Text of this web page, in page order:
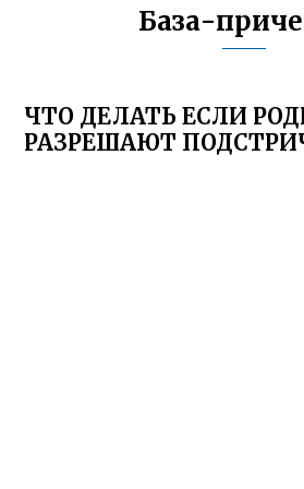
База-
ЧТО ДЕЛАТЬ ЕСЛИ
РАЗРЕШАЮТ